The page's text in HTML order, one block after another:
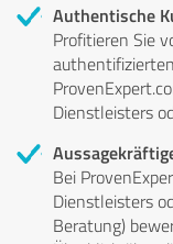
Authentische
Profitieren Sie
Dienstleisters
Bei
Dienstleisters
Beratung)